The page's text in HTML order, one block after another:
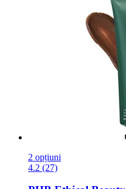
2 opțiuni
4.2 (27)